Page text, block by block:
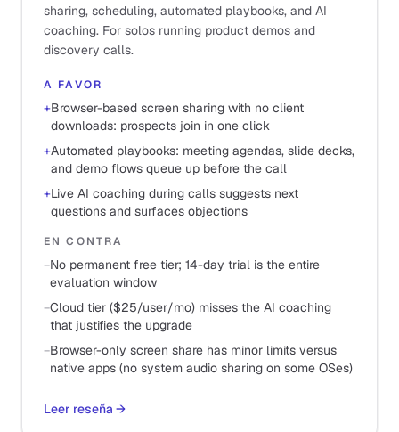
sharing, scheduling, automated playbooks, and AI
coaching. For solos running product demos and
discovery calls.
A FAVOR
+Browser-based screen sharing with no client
downloads: prospects join in one click
+Automated playbooks: meeting agendas, slide decks,
and demo flows queue up before the call
+Live AI coaching during calls suggests next
questions and surfaces objections
EN CONTRA
−No permanent free tier; 14-day trial is the entire
evaluation window
−Cloud tier ($25/user/mo) misses the AI coaching
that justifies the upgrade
−Browser-only screen share has minor limits versus
native apps (no system audio sharing on some OSes)
Leer reseña →